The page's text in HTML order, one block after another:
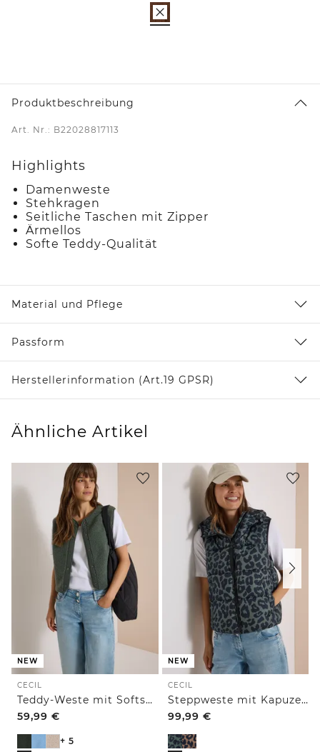
Produktbeschreibung
Art. Nr.: B22028817113
Highlights
Damenweste
Stehkragen
Seitliche Taschen mit Zipper
Ärmellos
Softe Teddy-Qualität
Material und Pflege
Passform
Herstellerinformation (Art.19 GPSR)
Ähnliche Artikel
NEW
CECIL
Teddy-Weste mit Softshelldetails
59,99 €
+ 5
NEW
CECIL
Steppweste mit Kapuze und Taschen
99,99 €